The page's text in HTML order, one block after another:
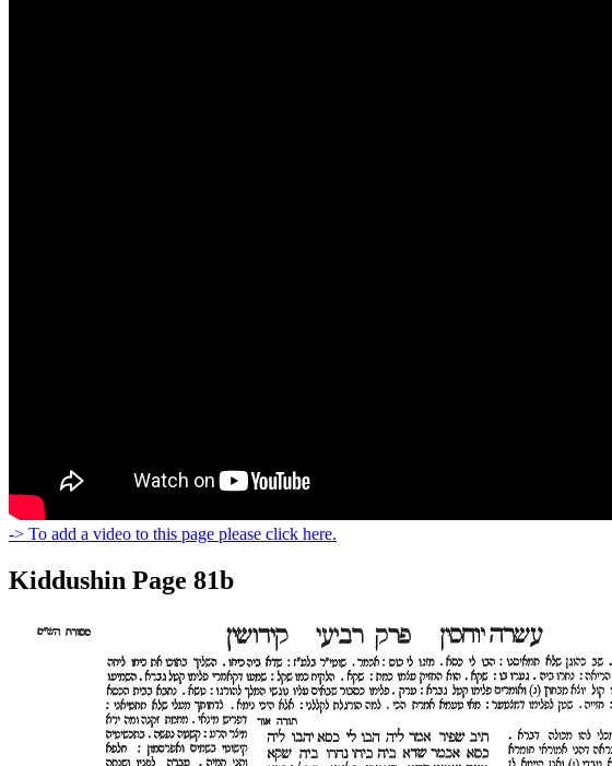
-> To add a video to this page please click here.
Kiddushin Page 81b